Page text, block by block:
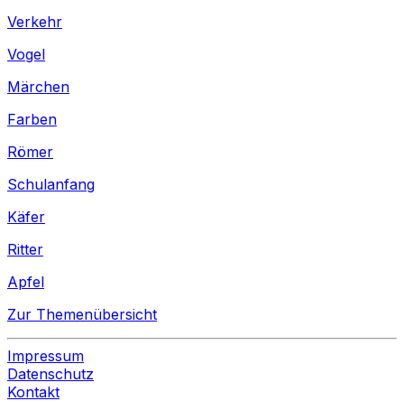
Verkehr
Vogel
Märchen
Farben
Römer
Schulanfang
Käfer
Ritter
Apfel
Zur Themenübersicht
Impressum
Datenschutz
Kontakt